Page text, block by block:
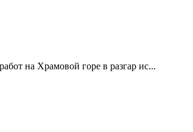
на Храмовой горе в разгар ис...